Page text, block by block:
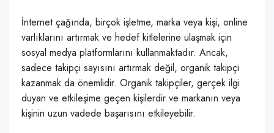
İnternet çağında, birçok işletme, marka veya kişi, online
varlıklarını artırmak ve hedef kitlelerine ulaşmak için
sosyal medya platformlarını kullanmaktadır. Ancak,
sadece takipçi sayısını artırmak değil, organik takipçi
kazanmak da önemlidir. Organik takipçiler, gerçek ilgi
duyan ve etkileşime geçen kişilerdir ve markanın veya
kişinin uzun vadede başarısını etkileyebilir.